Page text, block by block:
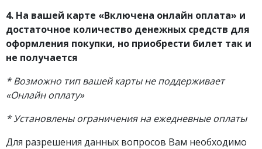
4. На вашей карте «Включена онлайн оплата» и
достаточное количество денежных средств для
оформления покупки, но приобрести билет так и
не получается
* Возможно тип вашей карты не поддерживает
«Онлайн оплату»
* Установлены ограничения на ежедневные оплаты
Для разрешения данных вопросов Вам необходимо